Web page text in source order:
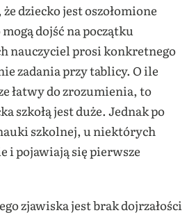
dziecko jest oszołomione
dojść na początku
nauczyciel prosi konkretnego
zadania przy tablicy. O ile
łatwy do zrozumienia, to
szkołą jest duże. Jednak po
szkolnej, u niektórych
i pojawiają się pierwsze
zjawiska jest brak dojrzałości